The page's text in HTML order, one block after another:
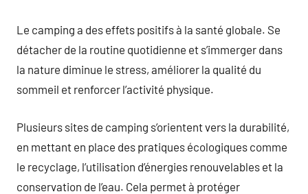
Le camping a des effets positifs à la santé globale. Se
détacher de la routine quotidienne et s’immerger dans
la nature diminue le stress, améliorer la qualité du
sommeil et renforcer l’activité physique.
Plusieurs sites de camping s’orientent vers la durabilité,
en mettant en place des pratiques écologiques comme
le recyclage, l’utilisation d’énergies renouvelables et la
conservation de l’eau. Cela permet à protéger